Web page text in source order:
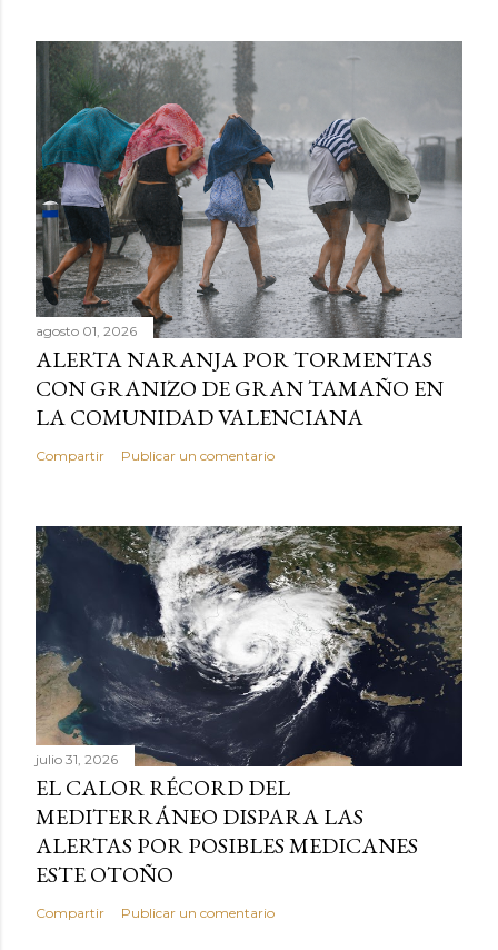
agosto 01, 2026
ALERTA NARANJA POR TORMENTAS
CON GRANIZO DE GRAN TAMAÑO EN
LA COMUNIDAD VALENCIANA
Compartir Publicar un comentario
julio 31, 2026
EL CALOR RÉCORD DEL
MEDITERRÁNEO DISPARA LAS
ALERTAS POR POSIBLES MEDICANES
ESTE OTOÑO
Compartir Publicar un comentario